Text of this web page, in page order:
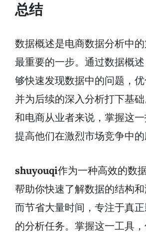
总结
数据概述是电商数据分析中
最重要的一步。通过数据概
够快速发现数据中的问题，优
并为后续的深入分析打下基
和电商从业者来说，掌握这
提高他们在激烈市场竞争中的
shuyouqi作为一种高效的数
帮助你快速了解数据的结构
而节省大量时间，专注于真
的分析任务。掌握这一工具